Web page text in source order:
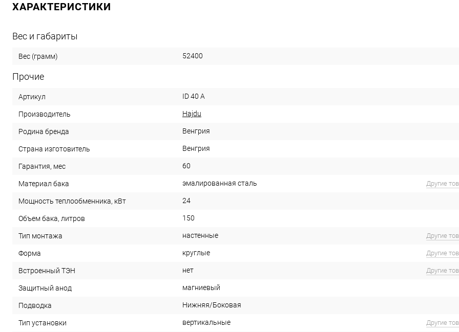
ХАРАКТЕРИСТИКИ
Вес и габариты
Вес (грамм) 52400
Прочие
Артикул ID 40 A
Производитель Hajdu
Родина бренда Венгрия
Страна изготовитель Венгрия
Гарантия, мес 60
Материал бака эмалированная сталь Другие
Мощность теплообменника, кВт 24
Объем бака, литров 150
Тип монтажа настенные Другие
Форма круглые Другие
Встроенный ТЭН нет Другие
Защитный анод магниевый
Подводка Нижняя/Боковая
Тип установки вертикальные Другие